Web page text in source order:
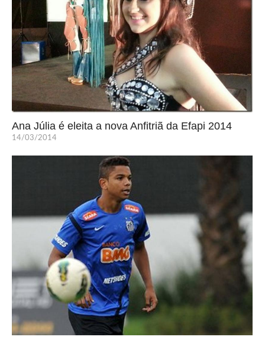
Ana Júlia é eleita a nova Anfitriã da Efapi 2014
14/03/2014